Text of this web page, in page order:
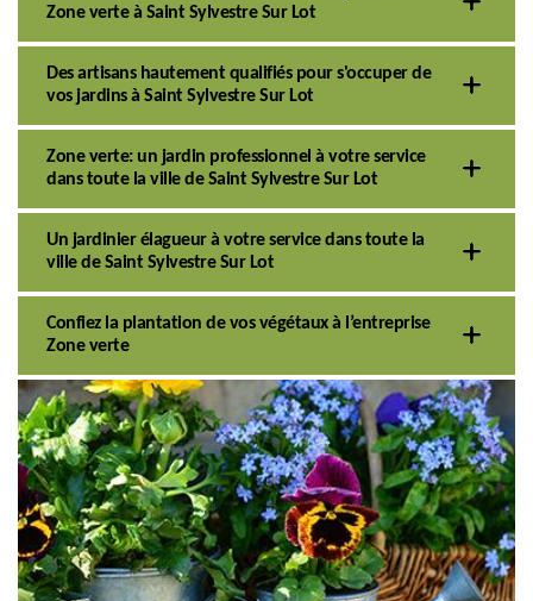
Zone verte à Saint Sylvestre Sur Lot
Des artisans hautement qualifiés pour s'occuper de
vos jardins à Saint Sylvestre Sur Lot
Zone verte: un jardin professionnel à votre service
dans toute la ville de Saint Sylvestre Sur Lot
Un jardinier élagueur à votre service dans toute la
ville de Saint Sylvestre Sur Lot
Confiez la plantation de vos végétaux à l’entreprise
Zone verte